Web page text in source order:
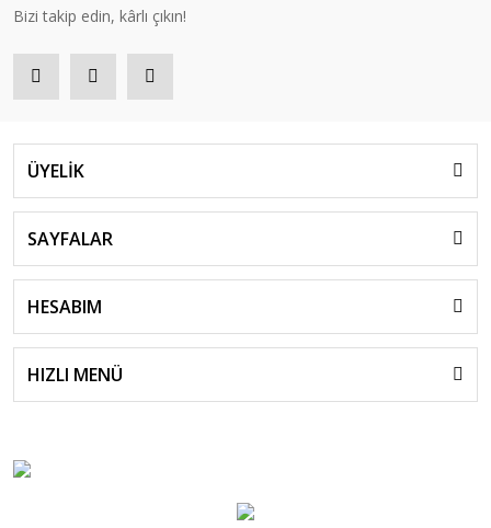
Bizi takip edin, kârlı çıkın!
ÜYELİK
SAYFALAR
HESABIM
HIZLI MENÜ